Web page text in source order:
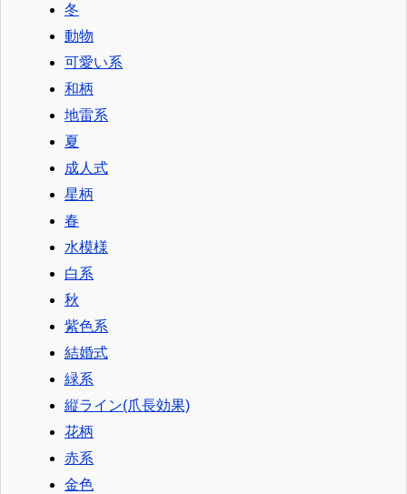
冬
動物
可愛い系
和柄
地雷系
夏
成人式
星柄
春
水模様
白系
秋
紫色系
結婚式
緑系
縦ライン(爪長効果)
花柄
赤系
金色